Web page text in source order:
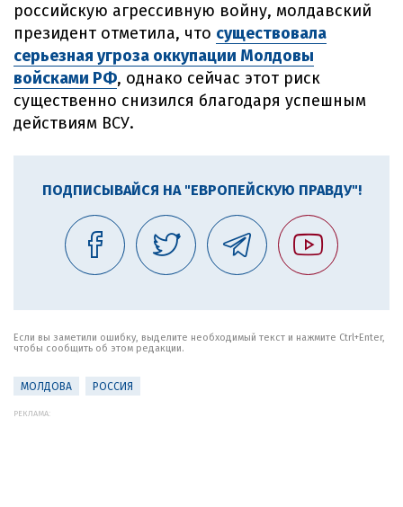
российскую агрессивную войну, молдавский
президент отметила, что существовала
серьезная угроза оккупации Молдовы
войсками РФ, однако сейчас этот риск
существенно снизился благодаря успешным
действиям ВСУ.
ПОДПИСЫВАЙСЯ НА "ЕВРОПЕЙСКУЮ ПРАВДУ"!
Если вы заметили ошибку, выделите необходимый текст и нажмите Ctrl+Enter,
чтобы сообщить об этом редакции.
МОЛДОВА РОССИЯ
РЕКЛАМА: